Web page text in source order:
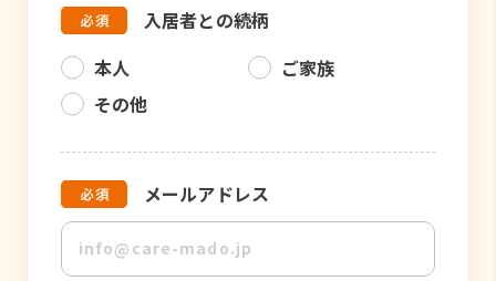
入居者との続柄
本人
ご家族
その他
メールアドレス